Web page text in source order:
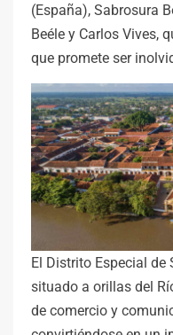
(España), Sabrosura
Beéle y Carlos Vives,
que promete ser
El Distrito Especial de
situado a orillas del
de comercio y